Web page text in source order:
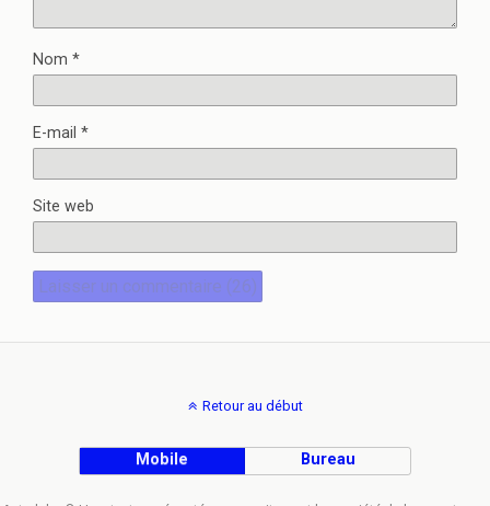
Nom *
E-mail *
Site web
Retour au début
Mobile Bureau